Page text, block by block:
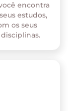
encontra
estudos,
os seus